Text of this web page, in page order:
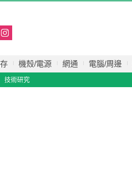
機殼/電源 網通 電腦/周邊
技術研究